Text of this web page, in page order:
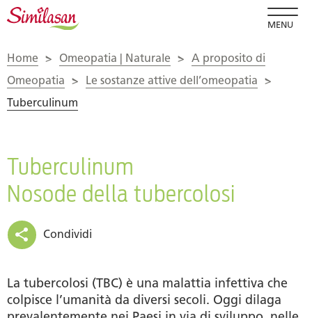
MENU
Home > Omeopatia | Naturale > A proposito di
Omeopatia > Le sostanze attive dell’omeopatia >
Tuberculinum
Tuberculinum
Nosode della tubercolosi
Condividi
La tubercolosi (TBC) è una malattia infettiva che
colpisce l’umanità da diversi secoli. Oggi dilaga